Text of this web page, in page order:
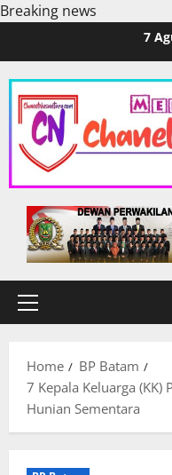
Breaking news
content
7
Primary
Home
BP Batam
7 Kepala Keluarga (KK)
Hunian Sementara